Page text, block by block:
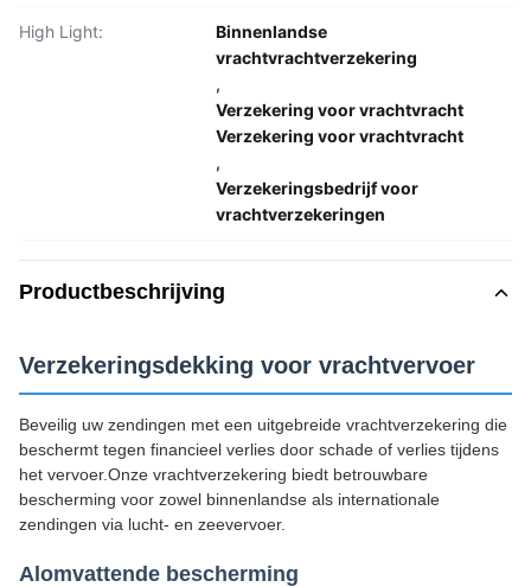
High Light:
Binnenlandse
vrachtvrachtverzekering
,
Verzekering voor vrachtvracht
Verzekering voor vrachtvracht
,
Verzekeringsbedrijf voor
vrachtverzekeringen
Productbeschrijving
Verzekeringsdekking voor vrachtvervoer
Beveilig uw zendingen met een uitgebreide vrachtverzekering die
beschermt tegen financieel verlies door schade of verlies tijdens
het vervoer.Onze vrachtverzekering biedt betrouwbare
bescherming voor zowel binnenlandse als internationale
zendingen via lucht- en zeevervoer.
Alomvattende bescherming